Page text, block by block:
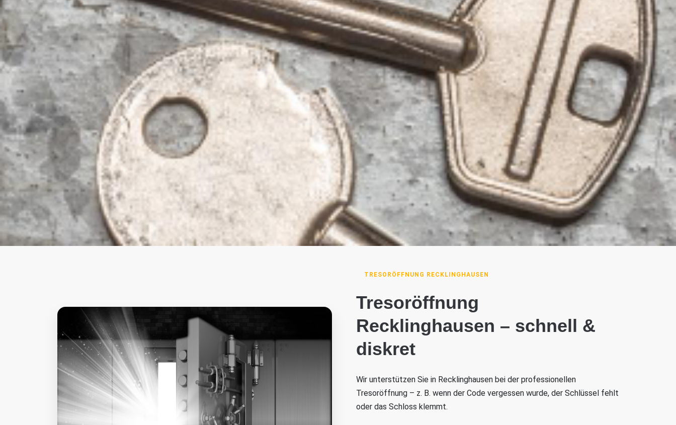
TRESORÖFFNUNG RECKLINGHAUSEN
Tresoröffnung
Recklinghausen – schnell &
diskret
Wir unterstützen Sie in Recklinghausen bei der professionellen
Tresoröffnung – z. B. wenn der Code vergessen wurde, der Schlüssel fehlt
oder das Schloss klemmt.